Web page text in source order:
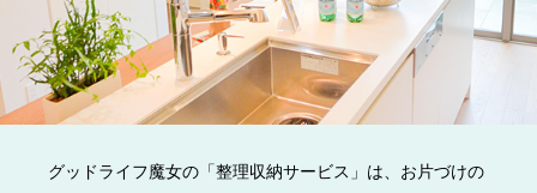
グッドライフ魔女の「整理収納サービス」は、お片づけの